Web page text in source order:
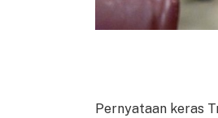
Pernyataan keras